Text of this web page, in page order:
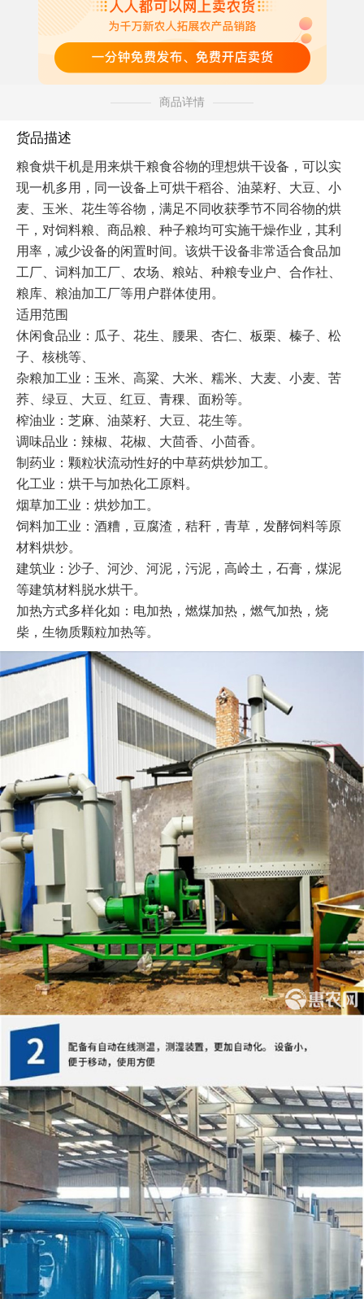
商品详情
货品描述
粮食烘干机是用来烘干粮食谷物的理想烘干设备，可以实
现一机多用，同一设备上可烘干稻谷、油菜籽、大豆、小
麦、玉米、花生等谷物，满足不同收获季节不同谷物的烘
干，对饲料粮、商品粮、种子粮均可实施干燥作业，其利
用率，减少设备的闲置时间。该烘干设备非常适合食品加
工厂、词料加工厂、农场、粮站、种粮专业户、合作社、
粮库、粮油加工厂等用户群体使用。
适用范围
休闲食品业：瓜子、花生、腰果、杏仁、板栗、榛子、松
子、核桃等、
杂粮加工业：玉米、高粱、大米、糯米、大麦、小麦、苦
荞、绿豆、大豆、红豆、青稞、面粉等。
榨油业：芝麻、油菜籽、大豆、花生等。
调味品业：辣椒、花椒、大茴香、小茴香。
制药业：颗粒状流动性好的中草药烘炒加工。
化工业：烘干与加热化工原料。
烟草加工业：烘炒加工。
饲料加工业：酒糟，豆腐渣，秸秆，青草，发酵饲料等原
材料烘炒。
建筑业：沙子、河沙、河泥，污泥，高岭土，石膏，煤泥
等建筑材料脱水烘干。
加热方式多样化如：电加热，燃煤加热，燃气加热，烧
柴，生物质颗粒加热等。